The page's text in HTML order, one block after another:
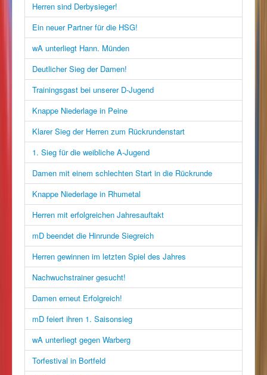
Herren sind Derbysieger!
Ein neuer Partner für die HSG!
wA unterliegt Hann. Münden
Deutlicher Sieg der Damen!
Trainingsgast bei unserer D-Jugend
Knappe Niederlage in Peine
Klarer Sieg der Herren zum Rückrundenstart
1. Sieg für die weibliche A-Jugend
Damen mit einem schlechten Start in die Rückrunde
Knappe Niederlage in Rhumetal
Herren mit erfolgreichen Jahresauftakt
mD beendet die Hinrunde Siegreich
Herren gewinnen im letzten Spiel des Jahres
Nachwuchstrainer gesucht!
Damen erneut Erfolgreich!
mD feiert ihren 1. Saisonsieg
wA unterliegt gegen Warberg
Torfestival in Bortfeld